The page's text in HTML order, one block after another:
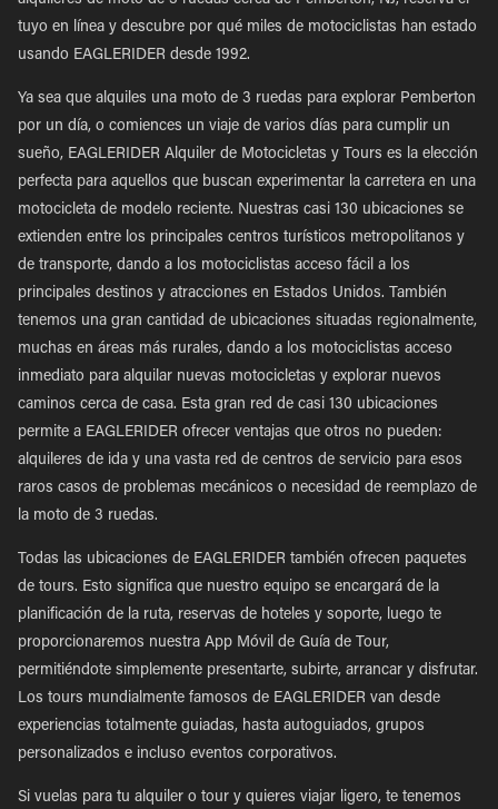
tuyo en línea y descubre por qué miles de motociclistas han estado
usando EAGLERIDER desde 1992.
Ya sea que alquiles una moto de 3 ruedas para explorar Pemberton
por un día, o comiences un viaje de varios días para cumplir un
sueño, EAGLERIDER Alquiler de Motocicletas y Tours es la elección
perfecta para aquellos que buscan experimentar la carretera en una
motocicleta de modelo reciente. Nuestras casi 130 ubicaciones se
extienden entre los principales centros turísticos metropolitanos y
de transporte, dando a los motociclistas acceso fácil a los
principales destinos y atracciones en Estados Unidos. También
tenemos una gran cantidad de ubicaciones situadas regionalmente,
muchas en áreas más rurales, dando a los motociclistas acceso
inmediato para alquilar nuevas motocicletas y explorar nuevos
caminos cerca de casa. Esta gran red de casi 130 ubicaciones
permite a EAGLERIDER ofrecer ventajas que otros no pueden:
alquileres de ida y una vasta red de centros de servicio para esos
raros casos de problemas mecánicos o necesidad de reemplazo de
la moto de 3 ruedas.
Todas las ubicaciones de EAGLERIDER también ofrecen paquetes
de tours. Esto significa que nuestro equipo se encargará de la
planificación de la ruta, reservas de hoteles y soporte, luego te
proporcionaremos nuestra App Móvil de Guía de Tour,
permitiéndote simplemente presentarte, subirte, arrancar y disfrutar.
Los tours mundialmente famosos de EAGLERIDER van desde
experiencias totalmente guiadas, hasta autoguiados, grupos
personalizados e incluso eventos corporativos.
Si vuelas para tu alquiler o tour y quieres viajar ligero, te tenemos